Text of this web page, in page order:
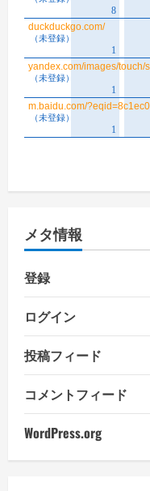
メタ情報
登録
ログイン
投稿フィード
コメントフィード
WordPress.org